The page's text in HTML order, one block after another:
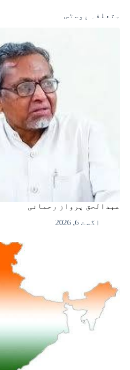
متعلقہ پوسٹس
عبدالحق پرواز رحمانی
اگست 6, 2026